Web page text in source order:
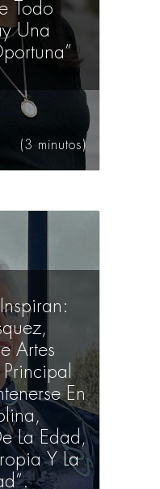
Todo
Una
(3 minutos)
Artes
En
La Edad,
Y La